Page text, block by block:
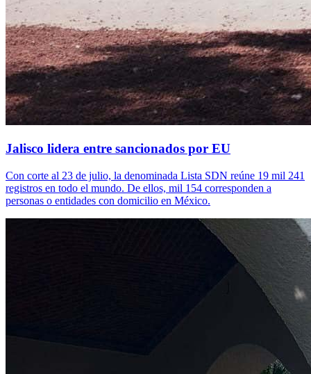
Jalisco lidera entre sancionados por EU
Con corte al 23 de julio, la denominada Lista SDN reúne 19 mil 241
registros en todo el mundo. De ellos, mil 154 corresponden a
personas o entidades con domicilio en México.